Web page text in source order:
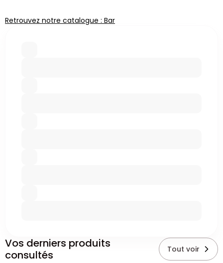
Retrouvez notre catalogue : Bar
Vos derniers produits
consultés
Tout voir